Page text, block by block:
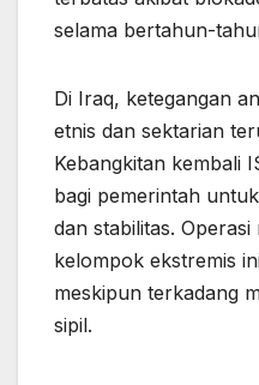
selama bertahun-
Di Iraq, ketegangan
etnis dan sektarian
Kebangkitan kembali
bagi pemerintah
dan stabilitas.
kelompok ekstremis
meskipun terkadang
sipil.